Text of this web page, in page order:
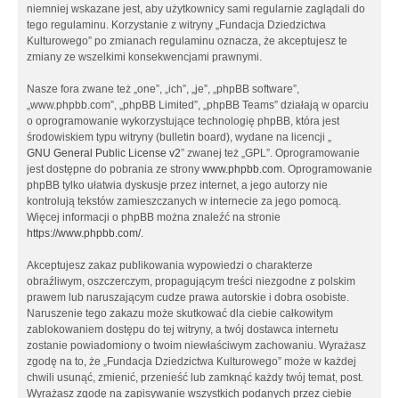
niemniej wskazane jest, aby użytkownicy sami regularnie zaglądali do
tego regulaminu. Korzystanie z witryny „Fundacja Dziedzictwa
Kulturowego” po zmianach regulaminu oznacza, że akceptujesz te
zmiany ze wszelkimi konsekwencjami prawnymi.
Nasze fora zwane też „one”, „ich”, „je”, „phpBB software”,
„www.phpbb.com”, „phpBB Limited”, „phpBB Teams” działają w oparciu
o oprogramowanie wykorzystujące technologię phpBB, która jest
środowiskiem typu witryny (bulletin board), wydane na licencji „
GNU General Public License v2” zwanej też „GPL”. Oprogramowanie
jest dostępne do pobrania ze strony www.phpbb.com. Oprogramowanie
phpBB tylko ułatwia dyskusje przez internet, a jego autorzy nie
kontrolują tekstów zamieszczanych w internecie za jego pomocą.
Więcej informacji o phpBB można znaleźć na stronie
https://www.phpbb.com/.
Akceptujesz zakaz publikowania wypowiedzi o charakterze
obraźliwym, oszczerczym, propagującym treści niezgodne z polskim
prawem lub naruszającym cudze prawa autorskie i dobra osobiste.
Naruszenie tego zakazu może skutkować dla ciebie całkowitym
zablokowaniem dostępu do tej witryny, a twój dostawca internetu
zostanie powiadomiony o twoim niewłaściwym zachowaniu. Wyrażasz
zgodę na to, że „Fundacja Dziedzictwa Kulturowego” może w każdej
chwili usunąć, zmienić, przenieść lub zamknąć każdy twój temat, post.
Wyrażasz zgodę na zapisywanie wszystkich podanych przez ciebie